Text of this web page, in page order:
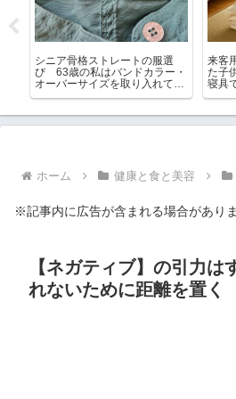
シニア骨格ストレートの服選
び 63歳の私はバンドカラー・
オーバーサイズを取り入れてい
来客
た子
寝具
ホーム 健康と食と美容
※記事内に広告が含まれる場合がありま
【ネガティブ】の引力は
れないために距離を置く